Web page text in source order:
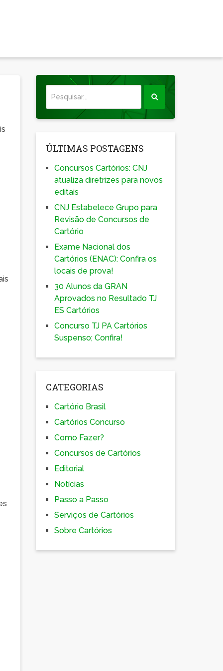
ÚLTIMAS POSTAGENS
Concursos Cartórios: CNJ
atualiza diretrizes para novos
editais
CNJ Estabelece Grupo para
Revisão de Concursos de
Cartório
Exame Nacional dos
Cartórios (ENAC): Confira os
locais de prova!
30 Alunos da GRAN
Aprovados no Resultado TJ
ES Cartórios
Concurso TJ PA Cartórios
Suspenso; Confira!
CATEGORIAS
Cartório Brasil
Cartórios Concurso
Como Fazer?
Concursos de Cartórios
Editorial
Notícias
Passo a Passo
Serviços de Cartórios
Sobre Cartórios